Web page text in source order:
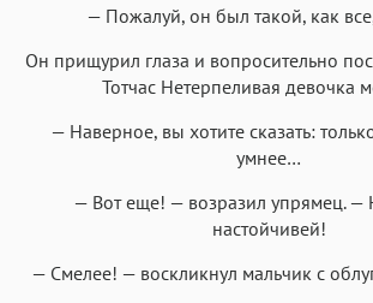
— Пожалуй, он был такой, как
Он прищурил глаза и вопросительно
Тотчас Нетерпеливая девочка
— Наверное, вы хотите сказать:
умнее…
— Вот еще! — возразил упрямец. —
настойчивей!
— Смелее! — воскликнул мальчик с